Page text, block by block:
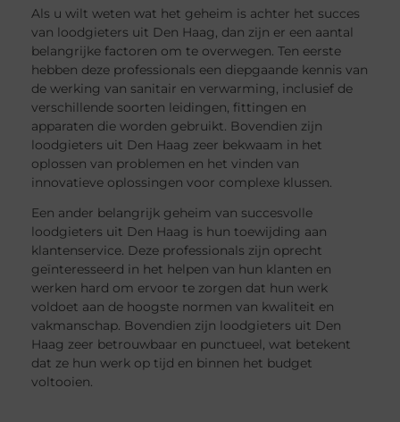
Als u wilt weten wat het geheim is achter het succes
van loodgieters uit Den Haag, dan zijn er een aantal
belangrijke factoren om te overwegen. Ten eerste
hebben deze professionals een diepgaande kennis van
de werking van sanitair en verwarming, inclusief de
verschillende soorten leidingen, fittingen en
apparaten die worden gebruikt. Bovendien zijn
loodgieters uit Den Haag zeer bekwaam in het
oplossen van problemen en het vinden van
innovatieve oplossingen voor complexe klussen.
Een ander belangrijk geheim van succesvolle
loodgieters uit Den Haag is hun toewijding aan
klantenservice. Deze professionals zijn oprecht
geïnteresseerd in het helpen van hun klanten en
werken hard om ervoor te zorgen dat hun werk
voldoet aan de hoogste normen van kwaliteit en
vakmanschap. Bovendien zijn loodgieters uit Den
Haag zeer betrouwbaar en punctueel, wat betekent
dat ze hun werk op tijd en binnen het budget
voltooien.